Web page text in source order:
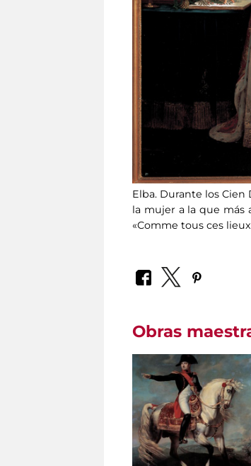
Elba. Durante los Cien
la mujer a la que más
«Comme tous ces
Obras